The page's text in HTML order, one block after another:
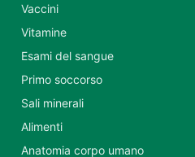
Vaccini
Vitamine
Esami del sangue
Primo soccorso
Sali minerali
Alimenti
Anatomia corpo umano